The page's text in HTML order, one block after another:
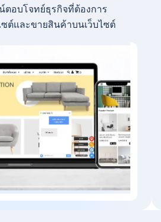
ตอบโจทย์ธุรกิจที่ต้องการ
ซต์และขายสินค้าบนเว็บไซต์